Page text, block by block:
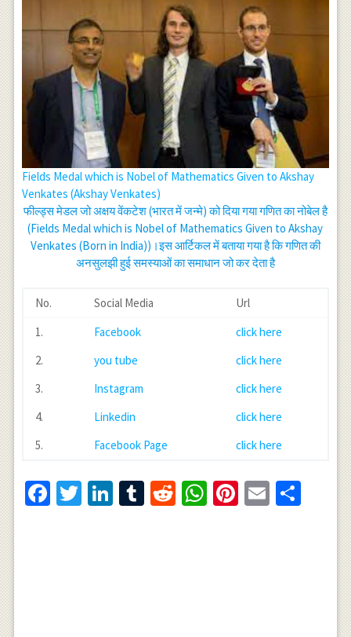
Fields Medal which is Nobel of Mathematics Given to Akshay
Venkates (Akshay Venkates)
फील्ड्स मेडल जो अक्षय वेंकटेश (भारत में जन्मे) को दिया गया गणित का नोबेल है
(Fields Medal which is Nobel of Mathematics Given to Akshay
Venkates (Born in India))।इस आर्टिकल में बताया गया है कि गणित की
अनसुलझी हुई समस्याओं का समाधान जो कर देता है
No. Social Media
Url
1.
Facebook
click here
2.
you tube
click here
3.
Instagram
click here
4.
Linkedin
click here
5.
Facebook Page click here
Facebook
Twitter
LinkedIn
Tumblr
RedditWhatsApp
Pinterest
Email